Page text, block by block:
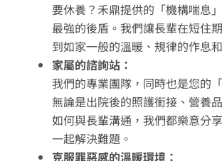
要休養？禾鼎提供的「機構喘息
最強的後盾。我們讓長輩在短住
到如家一般的溫暖、規律的作息
家屬的諮詢站：
我們的專業團隊，同時也是您的
無論是出院後的照護銜接、營養
如何與長輩溝通，我們都樂意分
一起解決難題。
克服罪惡感的溫暖環境：